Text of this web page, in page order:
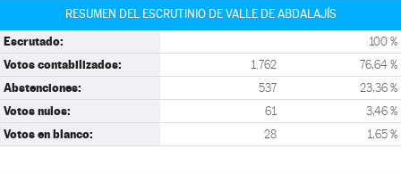
RESUMEN DEL ESCRUTINIO DE VALLE DE ABDALAJÍS
Escrutado: 100 %
Votos contabilizados: 1.762 76,64 %
Abstenciones: 537 23,36 %
Votos nulos: 61 3,46 %
Votos en blanco: 28 1,65 %